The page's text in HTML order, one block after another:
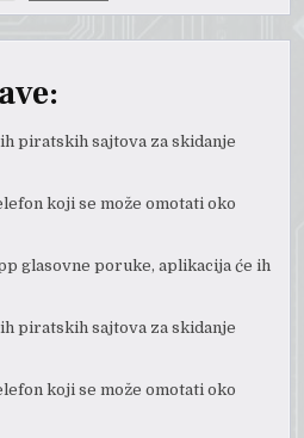
piratskih sajtova za skidanje
koji se može omotati oko
glasovne poruke, aplikacija će ih
piratskih sajtova za skidanje
koji se može omotati oko